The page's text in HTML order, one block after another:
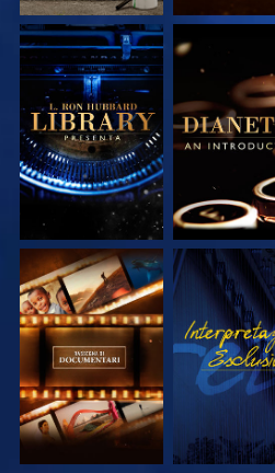
ESPLORA LE
SERIE
ESPLORA LE
SERIE
ESPLORA LE
SERIE
GUARDA